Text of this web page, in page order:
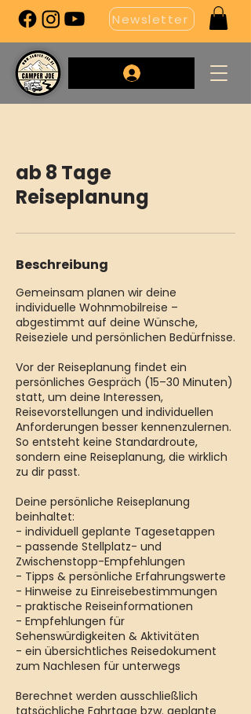
Newsletter
ab 8 Tage
Reiseplanung
Beschreibung
Gemeinsam planen wir deine
individuelle Wohnmobilreise –
abgestimmt auf deine Wünsche,
Reiseziele und persönlichen Bedürfnisse.
Vor der Reiseplanung findet ein
persönliches Gespräch (15–30 Minuten)
statt, um deine Interessen,
Reisevorstellungen und individuellen
Anforderungen besser kennenzulernen.
So entsteht keine Standardroute,
sondern eine Reiseplanung, die wirklich
zu dir passt.
Deine persönliche Reiseplanung
beinhaltet:
- individuell geplante Tagesetappen
- passende Stellplatz- und
Zwischenstopp-Empfehlungen
- Tipps & persönliche Erfahrungswerte
- Hinweise zu Einreisebestimmungen
- praktische Reiseinformationen
- Empfehlungen für
Sehenswürdigkeiten & Aktivitäten
- ein übersichtliches Reisedokument
zum Nachlesen für unterwegs
Berechnet werden ausschließlich
tatsächliche Fahrtage bzw. geplante